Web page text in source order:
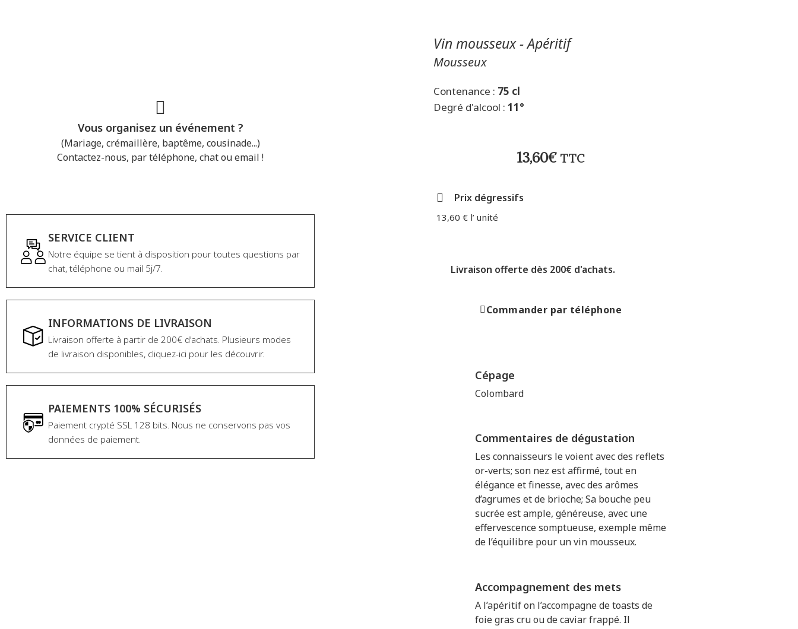
Vous organisez un événement ?
(Mariage, crémaillère, baptême, cousinade...)
Contactez-nous, par téléphone, chat ou email !
SERVICE CLIENT
Notre équipe se tient à disposition pour toutes questions par
chat, téléphone ou mail 5j/7.
INFORMATIONS DE LIVRAISON
Livraison offerte à partir de 200€ d'achats. Plusieurs modes
de livraison disponibles, cliquez-ici pour les découvrir.
PAIEMENTS 100% SÉCURISÉS
Paiement crypté SSL 128 bits. Nous ne conservons pas vos
données de paiement.
Vin mousseux - Apéritif
Mousseux
Contenance : 75 cl
Degré d'alcool : 11°
13,60€ TTC
Prix dégressifs
13,60 € l’ unité
Livraison offerte dès 200€ d'achats.
Commander par téléphone
Cépage
Colombard
Commentaires de dégustation
Les connaisseurs le voient avec des reflets
or-verts; son nez est affirmé, tout en
élégance et finesse, avec des arômes
d’agrumes et de brioche; Sa bouche peu
sucrée est ample, généreuse, avec une
effervescence somptueuse, exemple même
de l’équilibre pour un vin mousseux.
Accompagnement des mets
A l’apéritif on l’accompagne de toasts de
foie gras cru ou de caviar frappé. Il